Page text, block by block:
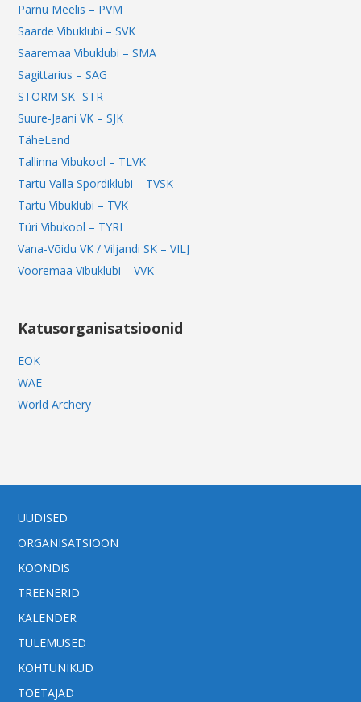
Pärnu Meelis – PVM
Saarde Vibuklubi – SVK
Saaremaa Vibuklubi – SMA
Sagittarius – SAG
STORM SK -STR
Suure-Jaani VK – SJK
TäheLend
Tallinna Vibukool – TLVK
Tartu Valla Spordiklubi – TVSK
Tartu Vibuklubi – TVK
Türi Vibukool – TYRI
Vana-Võidu VK / Viljandi SK – VILJ
Vooremaa Vibuklubi – VVK
Katusorganisatsioonid
EOK
WAE
World Archery
UUDISED
ORGANISATSIOON
KOONDIS
TREENERID
KALENDER
TULEMUSED
KOHTUNIKUD
TOETAJAD